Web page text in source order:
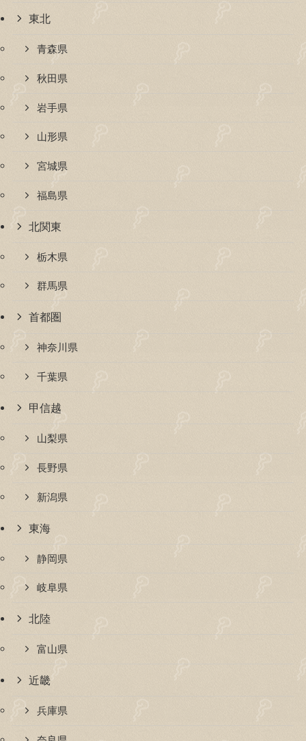
東北
青森県
秋田県
岩手県
山形県
宮城県
福島県
北関東
栃木県
群馬県
首都圏
神奈川県
千葉県
甲信越
山梨県
長野県
新潟県
東海
静岡県
岐阜県
北陸
富山県
近畿
兵庫県